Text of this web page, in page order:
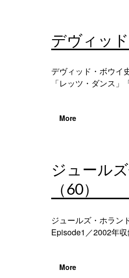
デヴィッ
デヴィッド・ボウイ
「レッツ・ダンス
More
ジュール
（60）
ジュールズ・ホラン
Episode1／2002年
More